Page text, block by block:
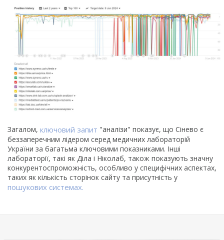
Загалом, ключовий запит "аналізи" показує, що Сінево є
беззаперечним лідером серед медичних лабораторій
України за багатьма ключовими показниками. Інші
лабораторії, такі як Діла і Ніколаб, також показують значну
конкурентоспроможність, особливо у специфічних аспектах,
таких як кількість сторінок сайту та присутність у
пошукових системах.